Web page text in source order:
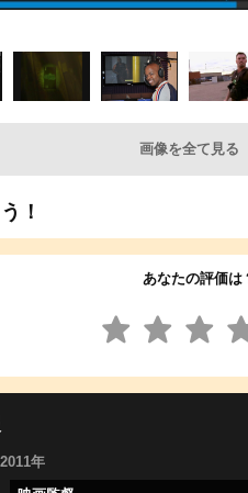
画像を全て見る
！
あなたの評価は
年